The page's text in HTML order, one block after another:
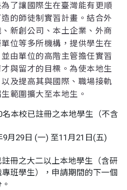
為了讓國際生在臺灣能有更順
的師徒制實習計畫。結合外
新創公司、本土企業、外商
位等多所機構，提供學生在
由單位的高階主管擔任實習
與留才的目標。為使本地生
及提高其與國際、職場接軌
範圍擴大至本地生。
本校已註冊之本地學生（不含
月29日 (一) 至11月21日(五)
冊之大二以上本地學生（含研
班學生），申請期間的下一個